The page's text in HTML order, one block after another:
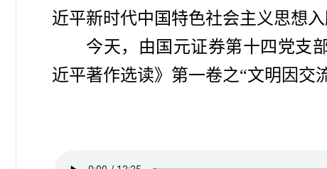
近平新时代中国特色社会主义思想入
今天，由国元证券第十四党支
近平著作选读》第一卷之“文明因交